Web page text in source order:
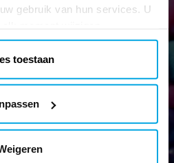
gebruik van hun services. U
toestaan
nieuwe artikelen en krijg leuke
aanbiedingen!
Verstuur